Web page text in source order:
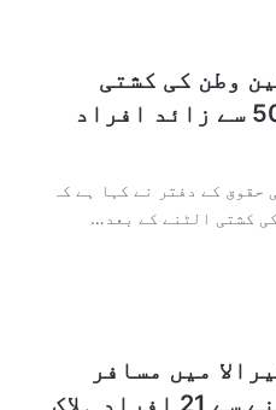
وطن کی کشتی
الٹنے کے بعد 500 سے زائد افراد
کے دفتر نے کہا ہے کہ
کشتی الٹنے کے بعد…
میں مسافر
ہلاک